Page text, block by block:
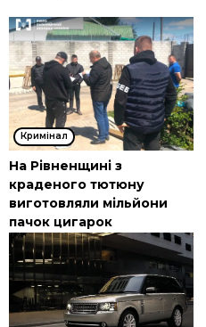
Кримінал
На Рівненщині з
краденого тютюну
виготовляли мільйони
пачок цигарок